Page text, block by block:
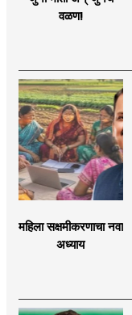
वळण!
महिला सक्षमीकरणाचा नवा
अध्याय